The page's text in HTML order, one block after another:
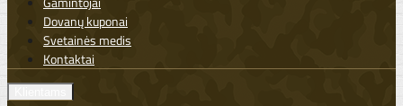
Dovanų kuponai
Svetainės medis
Kontaktai